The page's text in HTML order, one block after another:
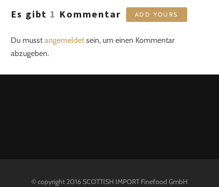
Es gibt 1 Kommentar ADD YOURS
Du musst angemeldet sein, um einen Kommentar
abzugeben.
© copyright 2016 SCOTTISH IMPORT Finefood GmbH